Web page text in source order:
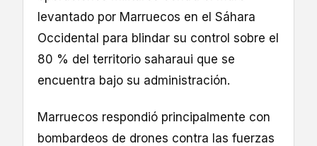
levantado por Marruecos en el Sáhara
Occidental para blindar su control sobre el
80 % del territorio saharaui que se
encuentra bajo su administración.
Marruecos respondió principalmente con
bombardeos de drones contra las fuerzas